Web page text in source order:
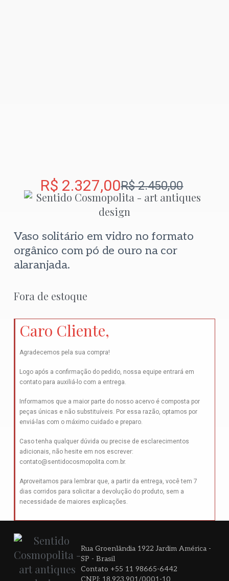
R$2.450,00
R$ 2.327,00
Vaso solitário em vidro no formato
orgânico com pó de ouro na cor
alaranjada.
Fora de estoque
Caro Cliente,
Agradecemos pela sua compra!
Logo após a confirmação do pedido, nossa equipe entrará em
contato para auxiliá-lo com a entrega.
Informamos que a maior parte do nosso acervo é composta por
peças únicas e não substituíveis. Por essa razão, optamos por
enviá-las com o máximo cuidado e preparo.
Caso tenha qualquer dúvida ou precise de esclarecimentos
adicionais, não hesite em nos escrever:
contato@sentidocosmopolita.com.br.
Aproveitamos para lembrar que, a partir da entrega, você tem 7
dias corridos para solicitar a devolução do produto, sem a
necessidade de maiores explicações.
Rua Groenlândia 1922 Jardim América -
SP - Brasil
Contato +55 11 98665-6442
CNPJ: 18.923.901/0001-10